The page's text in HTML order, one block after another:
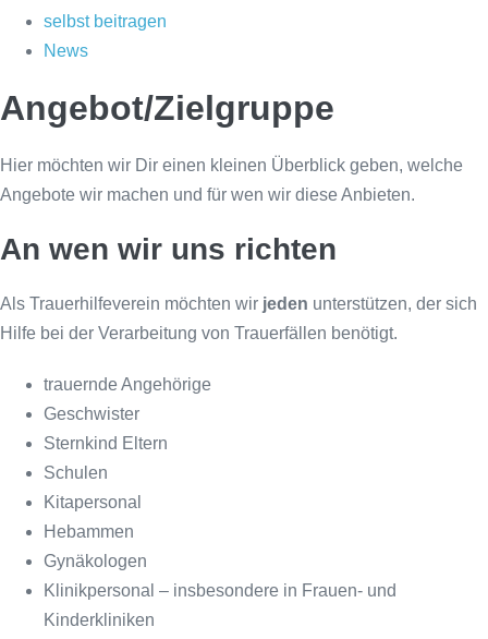
selbst beitragen
News
Angebot/Zielgruppe
Hier möchten wir Dir einen kleinen Überblick geben, welche
Angebote wir machen und für wen wir diese Anbieten.
An wen wir uns richten
Als Trauerhilfeverein möchten wir jeden unterstützen, der sich
Hilfe bei der Verarbeitung von Trauerfällen benötigt.
trauernde Angehörige
Geschwister
Sternkind Eltern
Schulen
Kitapersonal
Hebammen
Gynäkologen
Klinikpersonal – insbesondere in Frauen- und
Kinderkliniken